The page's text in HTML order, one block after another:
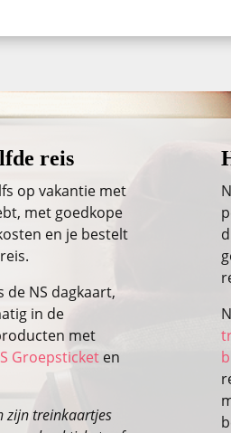
reis
op vakantie met
met goedkope
en je bestelt
NS dagkaart,
in de
met
Groepsticketen
zijn treinkaartjes